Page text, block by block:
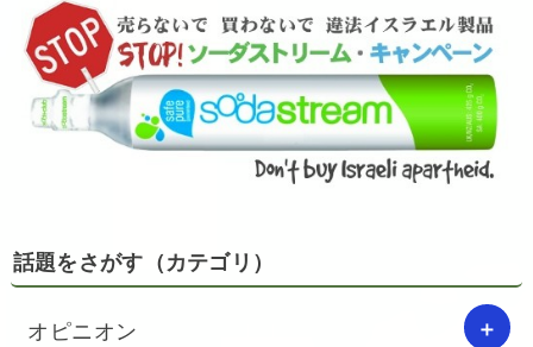
話題をさがす（カテゴリ）
オピニオン